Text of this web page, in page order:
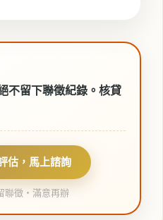
不留下聯徵紀錄。核貸
估，馬上諮詢
聯徵・滿意再辦